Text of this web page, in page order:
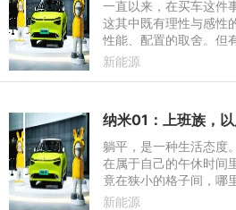
一直以来，在买车这件
这其中既有理性与感性
性能、配置的取舍。但
们一见倾心，还能让大
新能源
纳米01：上班族，
躺平，是一种生活态度
在属于自己的午休时间
竟在狭小的格子间，哪
的趴睡，纳米01带你开
新能源